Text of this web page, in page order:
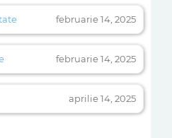
februarie 14, 2025
februarie 14, 2025
aprilie 14, 2025